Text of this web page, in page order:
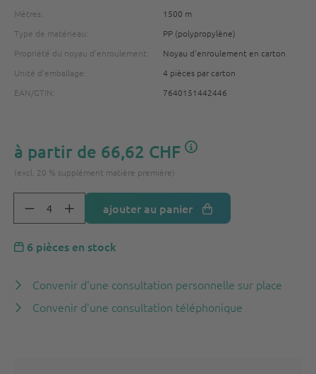
Mètres:
1500 m
Type de matérieau:
PP (polypropylène)
Propriété du noyau d'enroulement:
Noyau d'enroulement en carton
Unité d'emballage:
4 pièces par carton
EAN/GTIN:
7640151442446
à partir de 66,62 CHF
(excl. 20 % supplément matière première)
ajouter au panier
6 pièces en stock
Convenir d'une consultation personnelle sur place
Convenir d'une consultation téléphonique